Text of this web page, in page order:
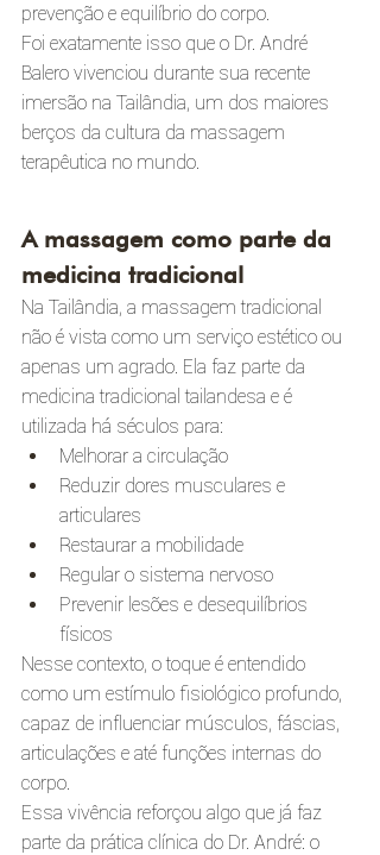
prevenção e equilíbrio do corpo.
Foi exatamente isso que o Dr. André
Balero vivenciou durante sua recente
imersão na Tailândia, um dos maiores
berços da cultura da massagem
terapêutica no mundo.
A massagem como parte da
medicina tradicional
Na Tailândia, a massagem tradicional
não é vista como um serviço estético ou
apenas um agrado. Ela faz parte da
medicina tradicional tailandesa e é
utilizada há séculos para:
Melhorar a circulação
Reduzir dores musculares e
articulares
Restaurar a mobilidade
Regular o sistema nervoso
Prevenir lesões e desequilíbrios
físicos
Nesse contexto, o toque é entendido
como um estímulo fisiológico profundo,
capaz de influenciar músculos, fáscias,
articulações e até funções internas do
corpo.
Essa vivência reforçou algo que já faz
parte da prática clínica do Dr. André: o